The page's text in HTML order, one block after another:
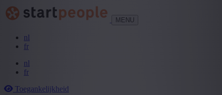
MENU
nl
fr
nl
fr
Toegankelijkheid